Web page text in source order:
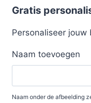
Gratis
Personaliseer jouw
Naam toevoegen
Naam onder de afbeelding